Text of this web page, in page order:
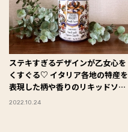
ステキすぎるデザインが乙女心を
くすぐる♡ イタリア各地の特産を
表現した柄や香りのリキッドソー
プ #Omezaトーク
2022.10.24